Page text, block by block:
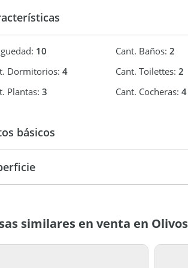
exterior que invita a quedarse: El fondo es
por una piscina de
el entorno perfecto para reuniones,
propiedad para quienes valoran el
para familias numerosas o para quienes
posibilidades.
10 Cant. Baños: 2
Dormitorios: 4 Cant. Toilettes: 2
Plantas: 3 Cant. Cocheras: 4
básicos
similares en venta en Olivos